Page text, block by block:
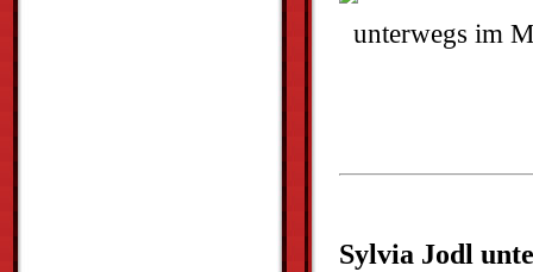
unterwegs im
Sylvia Jodl